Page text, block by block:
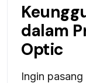
dalam
Optic
Ingin